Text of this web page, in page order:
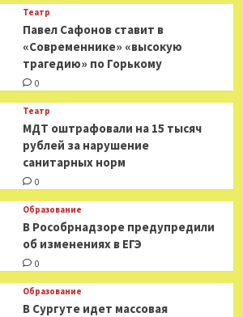
Театр
Павел Сафонов ставит в
«Современнике» «высокую
трагедию» по Горькому
0
Театр
МДТ оштрафовали на 15 тысяч
рублей за нарушение
санитарных норм
0
Образование
В Рособрнадзоре предупредили
об изменениях в ЕГЭ
0
Образование
В Сургуте идет массовая